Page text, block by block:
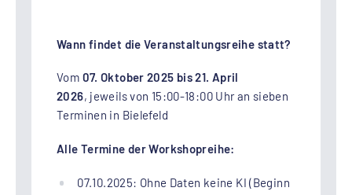
Wann findet die Veranstaltungsreihe statt?
Vom 07. Oktober 2025 bis 21. April
2026, jeweils von 15:00-18:00 Uhr an sieben
Terminen in Bielefeld
Alle Termine der Workshopreihe:
07.10.2025: Ohne Daten keine KI (Beginn